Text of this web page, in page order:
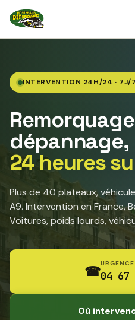
INTERVENTION 24H/24 · 7J/7
dépannage,
24 heures
Plus de 40 plateaux,
A9. Intervention en France,
Voitures, poids lourds,
☎04 67
Où